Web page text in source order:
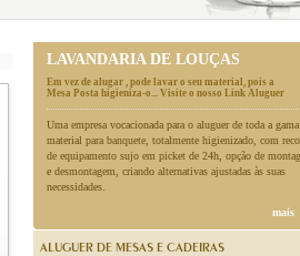
LAVANDARIA DE LOUÇAS
Em vez de alugar , pode lavar o seu material, pois a
Mesa Posta higieniza-o... Visite o nosso Link Aluguer
Uma empresa vocacionada para o aluguer de toda a
material para banquete, totalmente higienizado, com
de equipamento sujo em picket de 24h, opção de
e desmontagem, criando alternativas ajustadas às suas
necessidades.
mais
ALUGUER DE MESAS E CADEIRAS